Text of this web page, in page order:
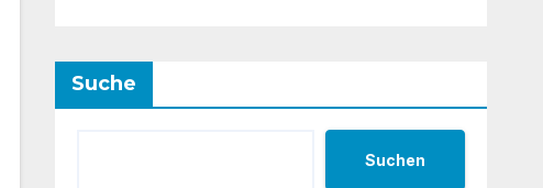
Suche
Suchen